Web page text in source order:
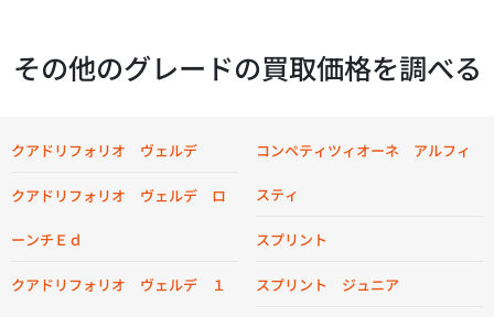
その他のグレードの買取価格を調べる
クアドリフォリオ ヴェルデ
クアドリフォリオ ヴェルデ ロ
ーンチＥｄ
クアドリフォリオ ヴェルデ １
コンペティツィオーネ アルフィ
スティ
スプリント
スプリント ジュニア